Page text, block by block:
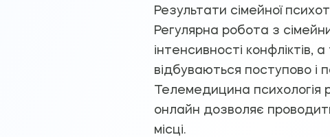
Результати сімейної
Регулярна робота з
інтенсивності
відбуваються поступово і
Телемедицина психологія
онлайн дозволяє
місці.